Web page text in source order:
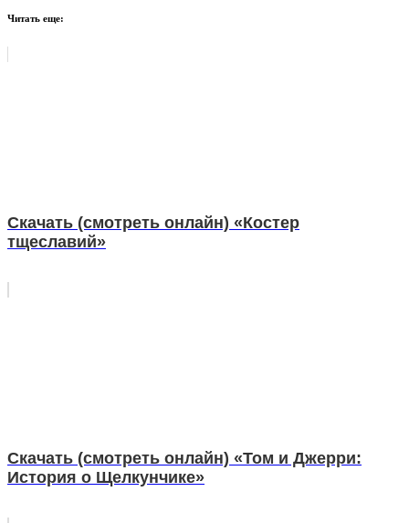
Читать еще:
Скачать (смотреть онлайн) «Костер
тщеславий»
Скачать (смотреть онлайн) «Том и Джерри:
История о Щелкунчике»